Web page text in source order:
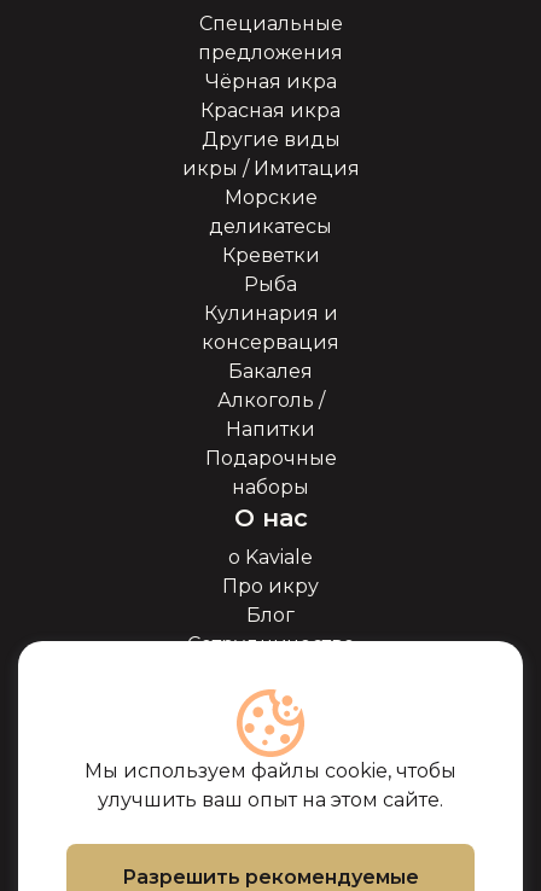
Мы используем файлы cookie, чтобы
улучшить ваш опыт на этом сайте.
Разрешить рекомендуемые
Специальные
предложения
Чёрная икра
Красная икра
Другие виды
икры / Имитация
Морские
деликатесы
Креветки
Рыба
Кулинария и
консервация
Бакалея
Алкоголь /
Напитки
Подарочные
наборы
О нас
о Kaviale
Про икру
Блог
Сотрудничество
Сертификаты
Часто задоваемые
вопросы
Поддержка